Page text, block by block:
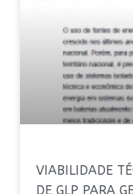
VIABILIDADE
DE GLP PARA